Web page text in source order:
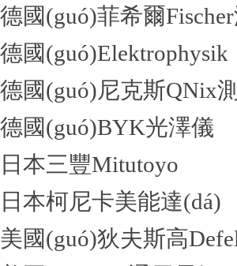
德國(guó)菲希爾
德國(guó)Elektrophysik
德國(guó)尼克斯QNix
德國(guó)BYK光澤儀
日本三豐Mitutoyo
日本柯尼卡美能達(dá)
美國(guó)狄夫斯高